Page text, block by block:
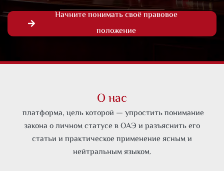
Начните понимать своё правовое
положение
О нас
платформа, цель которой — упростить понимание
закона о личном статусе в ОАЭ и разъяснить его
статьи и практическое применение ясным и
нейтральным языком.